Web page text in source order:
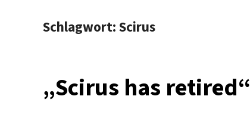
Schlagwort: Scirus
„Scirus has retired“